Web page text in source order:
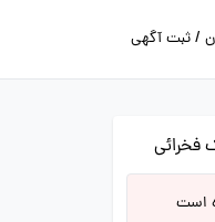
/ ثبت آگهی
فخرائی
است